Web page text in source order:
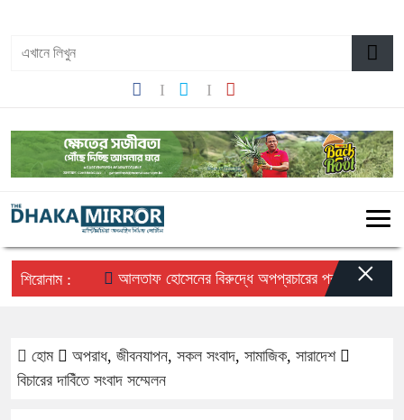
শিরোনাম : আলতাফ হোসেনের বিরুদ্ধে অপপ্রচারের প্রতিবাদে সচেতন
×
হোম অপরাধ, জীবনযাপন, সকল সংবাদ, সামাজিক, সারাদেশ
বিচারের দাবিঁতে সংবাদ সম্মেলন